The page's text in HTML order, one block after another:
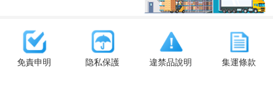
免責申明 隐私保護 違禁品說明 集運條款